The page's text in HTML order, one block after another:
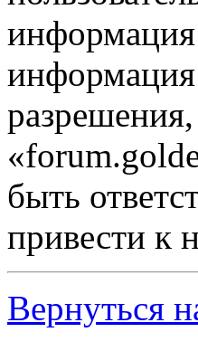
информация
информация
быть
привести к
Вернуться